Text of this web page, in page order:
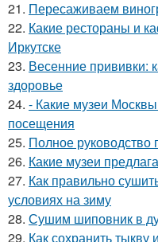
21. Пересаживаем
22. Какие рестораны и
Иркутске
23. Весенние прививки:
здоровье
24. - Какие музеи
посещения
25. Полное руководство
26. Какие музеи
27. Как правильно
условиях на зиму
28. Сушим шиповник в
29. Как сохранить